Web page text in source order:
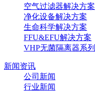
空气过滤器解决方案
净化设备解决方案
生命科学解决方案
FFU&EFU解决方案
VHP无菌隔离器系列
新闻资讯
公司新闻
行业新闻